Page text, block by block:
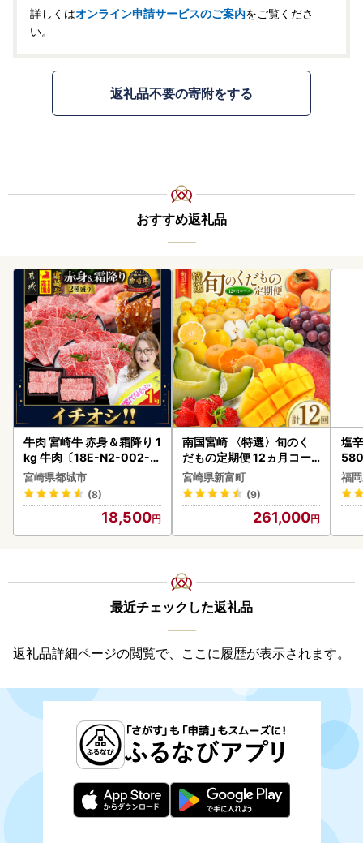
詳しくはオンライン申請サービスのご案内をご覧くださ
い。
返礼品不要の寄附をする
おすすめ返礼品
牛肉 宮崎牛 赤身＆霜降り 1
kg 牛肉〔18E-N2-002-1
kg-S4A6-CF〕
宮崎県都城市
(8)
18,500
南国宮崎 〈特選〉旬のく
だもの定期便 12ヵ月コー
ス【F84-25】
宮崎県新富町
(9)
261,000
塩
福
最近チェックした返礼品
返礼品詳細ページの閲覧で、ここに履歴が表示されます。